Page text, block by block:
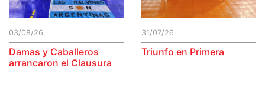
03/08/26
Damas y Caballeros
arrancaron el Clausura
31/07/26
Triunfo en Primera